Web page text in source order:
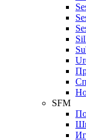
SFM